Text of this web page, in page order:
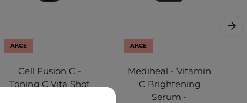
AKCE
Cell Fusion C -
Toning C Vita Shot
AKCE
Mediheal - Vitamin
C Brightening
Serum -